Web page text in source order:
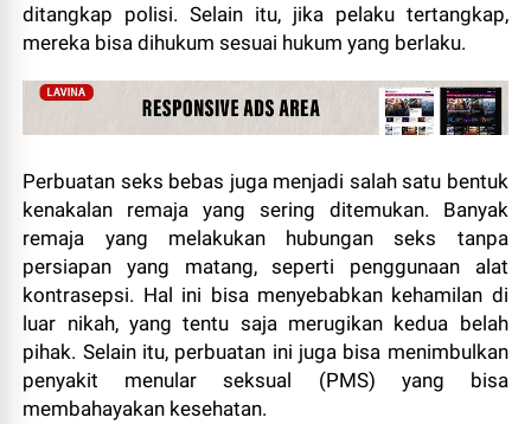
ditangkap polisi. Selain itu, jika pelaku tertangkap,
mereka bisa dihukum sesuai hukum yang berlaku.
Perbuatan seks bebas juga menjadi salah satu bentuk
kenakalan remaja yang sering ditemukan. Banyak
remaja yang melakukan hubungan seks tanpa
persiapan yang matang, seperti penggunaan alat
kontrasepsi. Hal ini bisa menyebabkan kehamilan di
luar nikah, yang tentu saja merugikan kedua belah
pihak. Selain itu, perbuatan ini juga bisa menimbulkan
penyakit menular seksual (PMS) yang bisa
membahayakan kesehatan.